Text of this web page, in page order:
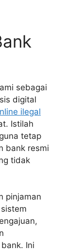
sebagai
digital
ilegal
Istilah
tetap
bank resmi
tidak
pinjaman
Ini